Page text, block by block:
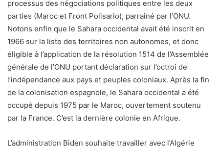
processus des négociations politiques entre les deux
parties (Maroc et Front Polisario), parrainé par l’ONU.
Notons enfin que le Sahara occidental avait été inscrit en
1966 sur la liste des territoires non autonomes, et donc
éligible à l’application de la résolution 1514 de l’Assemblée
générale de l’ONU portant déclaration sur l’octroi de
l’indépendance aux pays et peuples coloniaux. Après la fin
de la colonisation espagnole, le Sahara occidental a été
occupé depuis 1975 par le Maroc, ouvertement soutenu
par la France. C’est la dernière colonie en Afrique.
L’administration Biden souhaite travailler avec l’Algérie